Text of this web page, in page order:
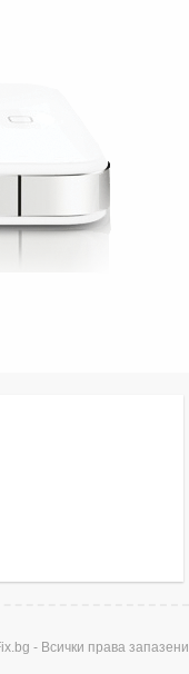
Поправка
за настолни и
MacBook Pro,
екрани (дисплеи),
- Всички права запазени